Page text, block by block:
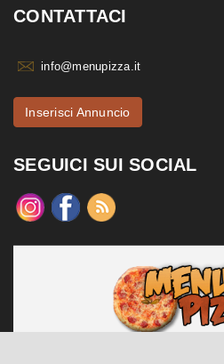
CONTATTACI
info@menupizza.it
Inserisci Annuncio
SEGUICI SUI SOCIAL